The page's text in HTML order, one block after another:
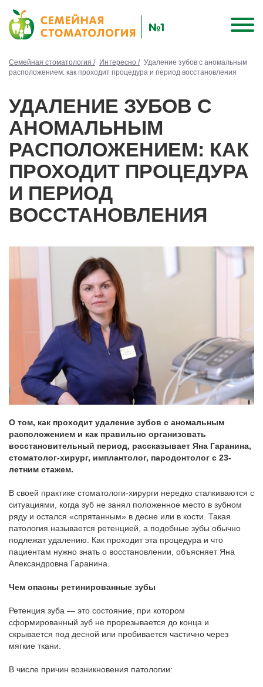
Семейная стоматология / Интересно / Удаление зубов с аномальным
расположением: как проходит процедура и период восстановления
УДАЛЕНИЕ ЗУБОВ С
АНОМАЛЬНЫМ
РАСПОЛОЖЕНИЕМ: КАК
ПРОХОДИТ ПРОЦЕДУРА
И ПЕРИОД
ВОССТАНОВЛЕНИЯ
О том, как проходит удаление зубов с аномальным
расположением и как правильно организовать
восстановительный период, рассказывает Яна Гаранина,
стоматолог-хирург, имплантолог, пародонтолог с 23-
летним стажем.
В своей практике стоматологи-хирурги нередко сталкиваются с
ситуациями, когда зуб не занял положенное место в зубном
ряду и остался «спрятанным» в десне или в кости. Такая
патология называется ретенцией, а подобные зубы обычно
подлежат удалению. Как проходит эта процедура и что
пациентам нужно знать о восстановлении, объясняет Яна
Александровна Гаранина.
Чем опасны ретинированные зубы
Ретенция зуба — это состояние, при котором
сформированный зуб не прорезывается до конца и
скрывается под десной или пробивается частично через
мягкие ткани.
В числе причин возникновения патологии: